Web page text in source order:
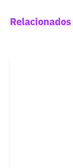
Relacionados